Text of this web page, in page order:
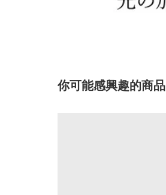
你可能感興趣的商品